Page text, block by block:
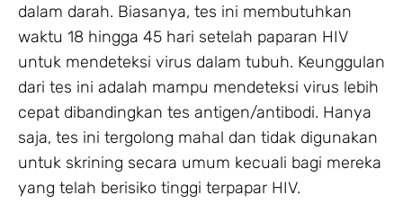
dalam darah. Biasanya, tes ini membutuhkan
waktu 18 hingga 45 hari setelah paparan HIV
untuk mendeteksi virus dalam tubuh. Keunggulan
dari tes ini adalah mampu mendeteksi virus lebih
cepat dibandingkan tes antigen/antibodi. Hanya
saja, tes ini tergolong mahal dan tidak digunakan
untuk skrining secara umum kecuali bagi mereka
yang telah berisiko tinggi terpapar HIV.